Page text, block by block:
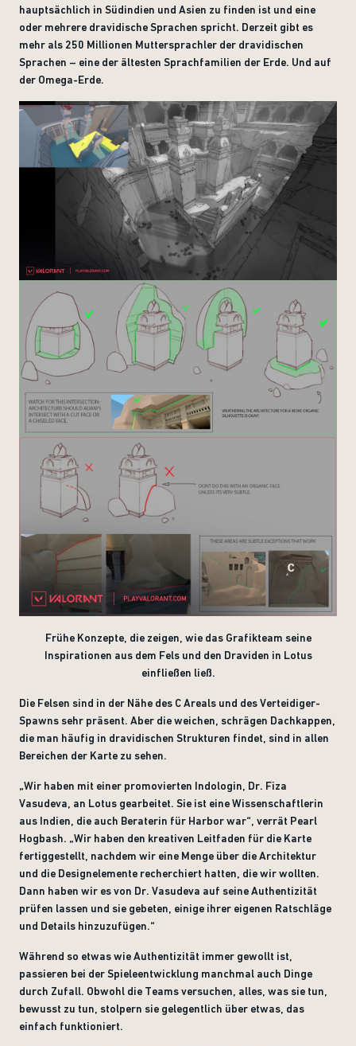
hauptsächlich in Südindien und Asien zu finden ist und eine
oder mehrere dravidische Sprachen spricht. Derzeit gibt es
mehr als 250 Millionen Muttersprachler der dravidischen
Sprachen – eine der ältesten Sprachfamilien der Erde. Und auf
der Omega-Erde.
Frühe Konzepte, die zeigen, wie das Grafikteam seine
Inspirationen aus dem Fels und den Draviden in Lotus
einfließen ließ.
Die Felsen sind in der Nähe des C Areals und des Verteidiger-
Spawns sehr präsent. Aber die weichen, schrägen Dachkappen,
die man häufig in dravidischen Strukturen findet, sind in allen
Bereichen der Karte zu sehen.
„Wir haben mit einer promovierten Indologin, Dr. Fiza
Vasudeva, an Lotus gearbeitet. Sie ist eine Wissenschaftlerin
aus Indien, die auch Beraterin für Harbor war“, verrät Pearl
Hogbash. „Wir haben den kreativen Leitfaden für die Karte
fertiggestellt, nachdem wir eine Menge über die Architektur
und die Designelemente recherchiert hatten, die wir wollten.
Dann haben wir es von Dr. Vasudeva auf seine Authentizität
prüfen lassen und sie gebeten, einige ihrer eigenen Ratschläge
und Details hinzuzufügen.“
Während so etwas wie Authentizität immer gewollt ist,
passieren bei der Spieleentwicklung manchmal auch Dinge
durch Zufall. Obwohl die Teams versuchen, alles, was sie tun,
bewusst zu tun, stolpern sie gelegentlich über etwas, das
einfach funktioniert.